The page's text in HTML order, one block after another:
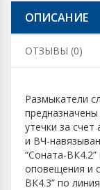
ОПИСАНИЕ
ОТЗЫВЫ (0)
Размыкатели
утечки за счет
и ВЧ-
“Соната-
оповещения и
ВК4.3” по